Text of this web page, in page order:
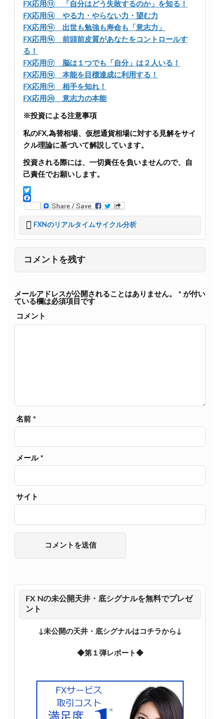
FX応用⑬ 「自分はどう失敗するのか」を知る！
FX応用⑭ やる力・やらない力・望む力
FX応用⑮ 出世も勉強も寿命も「意志力」
FX応用⑯ 前頭前皮質があなたをコントロールす
る！
FX応用⑰ 脳は１つでも「自分」は２人いる！
FX応用⑱ 本能を目標達成に利用する！
FX応用⑲ 相手を知れ！
FX応用⑳ 意志力の本能
※投資による注意事項
私のFX,為替相場、仮想通貨相場に対する見解をサイ
クル理論に基づいて解説しています。
投資される際には、一切責任を負いませんので、自
己責任でお願いします。
T
w
e
F
c
e
b
k
FXNのリアルタイムサイクル分析
コメントを残す
メールアドレスが公開されることはありません。 *が付い
ている欄は必須項目です
コメント
名前 *
メール *
サイト
FX Nの未公開天井・底シグナルを無料でプレゼ
ント
↓未公開の天井・底シグナルはコチラから↓
◆第１弾レポート◆